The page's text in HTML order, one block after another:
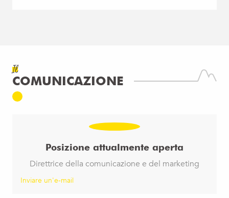
Il
COMUNICAZIONE
Posizione attualmente aperta
Direttrice della comunicazione e del marketing
Inviare un'e-mail